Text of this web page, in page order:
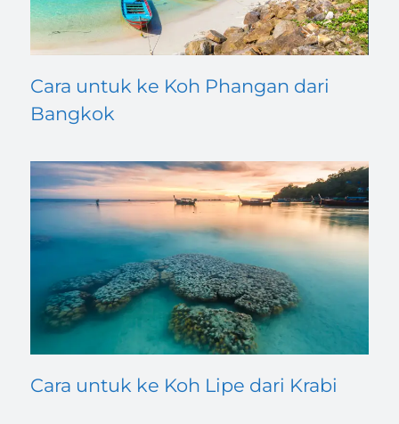
Cara untuk ke Koh Phangan dari
Bangkok
Cara untuk ke Koh Lipe dari Krabi